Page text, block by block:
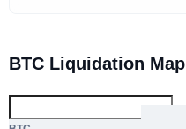
BTC Liquidation Map